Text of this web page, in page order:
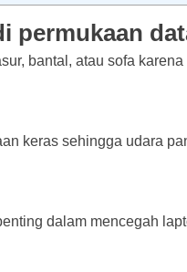
permukaan
bantal, atau sofa
keras sehingga udara
dalam mencegah